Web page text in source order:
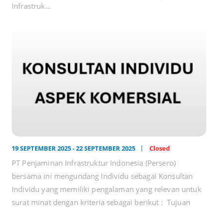
Infrastruk...
19 SEPTEMBER 2025 - 22 SEPTEMBER 2025 Closed
PT Penjaminan Infrastruktur Indonesia (Persero)
bersama ini mengundang Individu sebagai Konsultan
Individu yang memiliki pengalaman yang relevan untuk
surat minat dengan kriteria sebagai berikut : Tujuan